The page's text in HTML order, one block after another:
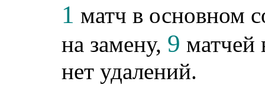
1 матч в основном
на замену, 9 матчей
нет удалений.